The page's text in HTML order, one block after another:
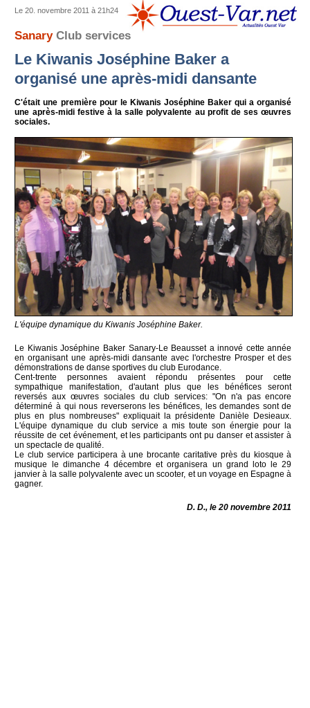
Le 20. novembre 2011 à 21h24
SanaryClub services
Le Kiwanis Joséphine Baker a
organisé une après-midi dansante
C'était une première pour le Kiwanis Joséphine Baker qui a organisé
une après-midi festive à la salle polyvalente au profit de ses œuvres
sociales.
L'équipe dynamique du Kiwanis Joséphine Baker.
Le Kiwanis Joséphine Baker Sanary-Le Beausset a innové cette année
en organisant une après-midi dansante avec l'orchestre Prosper et des
démonstrations de danse sportives du club Eurodance.
Cent-trente personnes avaient répondu présentes pour cette
sympathique manifestation, d'autant plus que les bénéfices seront
reversés aux œuvres sociales du club services: "On n'a pas encore
déterminé à qui nous reverserons les bénéfices, les demandes sont de
plus en plus nombreuses" expliquait la présidente Danièle Desieaux.
L'équipe dynamique du club service a mis toute son énergie pour la
réussite de cet événement, et les participants ont pu danser et assister à
un spectacle de qualité.
Le club service participera à une brocante caritative près du kiosque à
musique le dimanche 4 décembre et organisera un grand loto le 29
janvier à la salle polyvalente avec un scooter, et un voyage en Espagne à
gagner.
D. D., le 20 novembre 2011